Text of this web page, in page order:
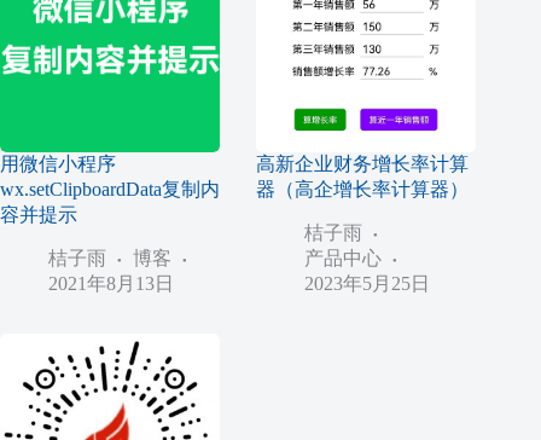
用微信小程序
wx.setClipboardData复制内
容并提示
桔子雨
博客
2021年8月13日
高新企业财务增长率计算
器（高企增长率计算器）
桔子雨
产品中心
2023年5月25日